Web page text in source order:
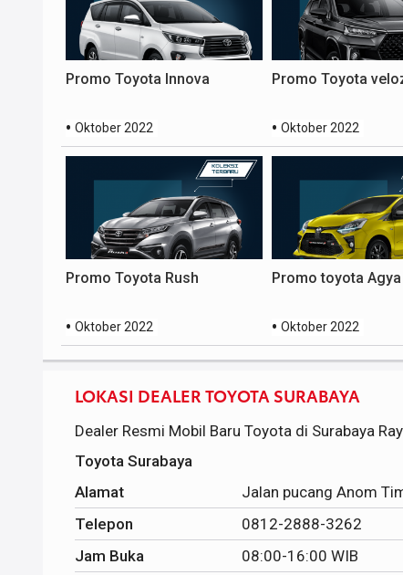
Promo Toyota Innova
Oktober 2022
Promo Toyota
Oktober 2022
Promo Toyota Rush
Oktober 2022
Promo toyota Agya
Oktober 2022
LOKASI DEALER TOYOTA SURABAYA
Dealer Resmi Mobil Baru Toyota di Surabaya
Toyota Surabaya
Alamat
Jalan pucang Anom
Telepon
0812-2888-3262
Jam Buka
08:00-16:00 WIB